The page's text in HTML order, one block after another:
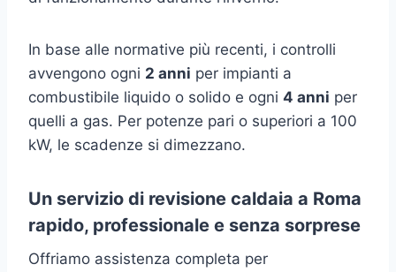
In base alle normative più recenti, i controlli
avvengono ogni 2 anni per impianti a
combustibile liquido o solido e ogni 4 anni per
quelli a gas. Per potenze pari o superiori a 100
kW, le scadenze si dimezzano.
Un servizio di revisione caldaia a Roma
rapido, professionale e senza sorprese
Offriamo assistenza completa per